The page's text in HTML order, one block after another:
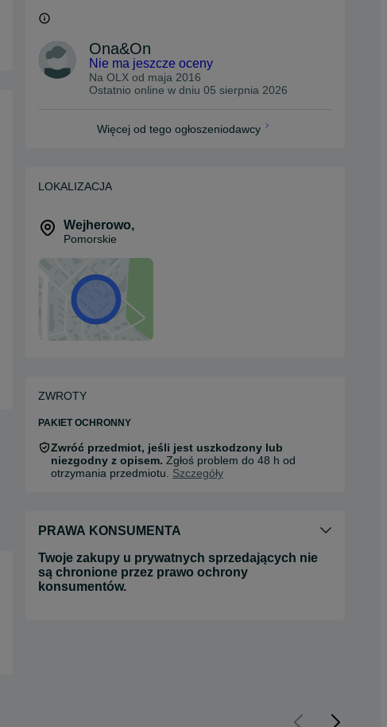
Ona&On
Nie ma jeszcze oceny
Na OLX od maja 2016
Ostatnio online w dniu 05 sierpnia 2026
Więcej od tego ogłoszeniodawcy
LOKALIZACJA
Wejherowo,
Pomorskie
ZWROTY
PAKIET OCHRONNY
Zwróć przedmiot, jeśli jest uszkodzony lub
niezgodny z opisem. Zgłoś problem do 48 h od
otrzymania przedmiotu. Szczegóły
PRAWA KONSUMENTA
Twoje zakupy u prywatnych sprzedających nie
są chronione przez prawo ochrony
konsumentów.